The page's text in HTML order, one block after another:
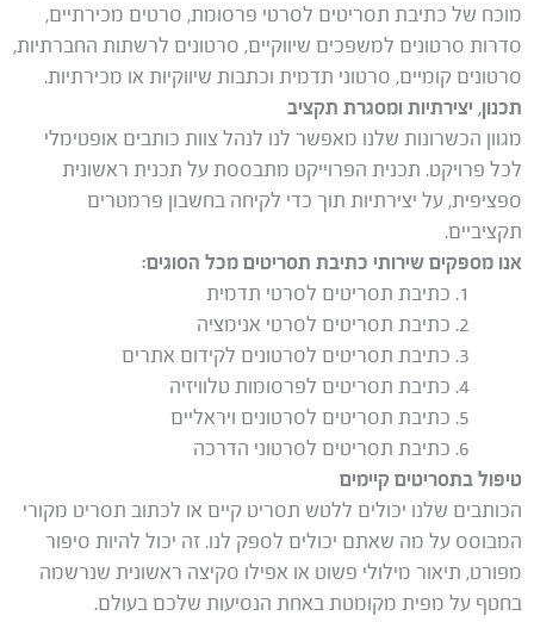
מוכח של כתיבת תסריטים לסרטי פרסומת, סרטים מכירתיים,
סדרות סרטונים למשפכים שיווקיים, סרטונים לרשתות החברתיות,
סרטונים קומיים, סרטוני תדמית וכתבות שיווקיות או מכירתיות.
תכנון, יצירתיות ומסגרת תקציב
מגוון הכשרונות שלנו מאפשר לנו לנהל צוות כותבים אופטימלי
לכל פרויקט. תכנית הפרוייקט מתבססת על תכנית ראשונית
ספציפית, על יצירתיות תוך כדי לקיחה בחשבון פרמטרים
תקציביים.
אנו מספקים שירותי כתיבת תסריטים מכל הסוגים:
כתיבת תסריטים לסרטי תדמית
כתיבת תסריטים לסרטי אנימציה
כתיבת תסריטים לסרטונים לקידום אתרים
כתיבת תסריטים לפרסומות טלוויזיה
כתיבת תסריטים לסרטונים ויראליים
כתיבת תסריטים לסרטוני הדרכה
טיפול בתסריטים קיימים
הכותבים שלנו יכולים ללטש תסריט קיים או לכתוב תסריט מקורי
המבוסס על מה שאתם יכולים לספק לנו. זה יכול להיות סיפור
מפורט, תיאור מילולי פשוט או אפילו סקיצה ראשונית שנרשמה
בחטף על מפית מקומטת באחת הנסיעות שלכם בעולם.